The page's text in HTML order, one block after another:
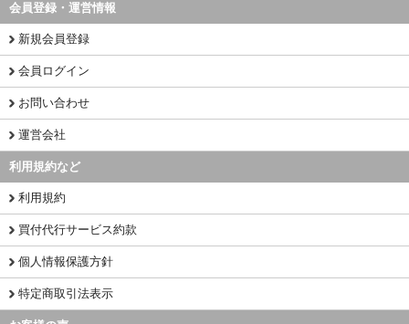
会員登録・運営情報
新規会員登録
会員ログイン
お問い合わせ
運営会社
利用規約など
利用規約
買付代行サービス約款
個人情報保護方針
特定商取引法表示